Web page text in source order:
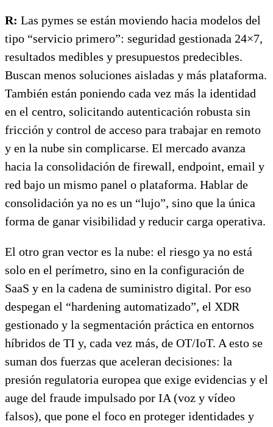
R: Las pymes se están moviendo hacia modelos del
tipo “servicio primero”: seguridad gestionada 24×7,
resultados medibles y presupuestos predecibles.
Buscan menos soluciones aisladas y más plataforma.
También están poniendo cada vez más la identidad
en el centro, solicitando autenticación robusta sin
fricción y control de acceso para trabajar en remoto
y en la nube sin complicarse. El mercado avanza
hacia la consolidación de firewall, endpoint, email y
red bajo un mismo panel o plataforma. Hablar de
consolidación ya no es un “lujo”, sino que la única
forma de ganar visibilidad y reducir carga operativa.
El otro gran vector es la nube: el riesgo ya no está
solo en el perímetro, sino en la configuración de
SaaS y en la cadena de suministro digital. Por eso
despegan el “hardening automatizado”, el XDR
gestionado y la segmentación práctica en entornos
híbridos de TI y, cada vez más, de OT/IoT. A esto se
suman dos fuerzas que aceleran decisiones: la
presión regulatoria europea que exige evidencias y el
auge del fraude impulsado por IA (voz y vídeo
falsos), que pone el foco en proteger identidades y